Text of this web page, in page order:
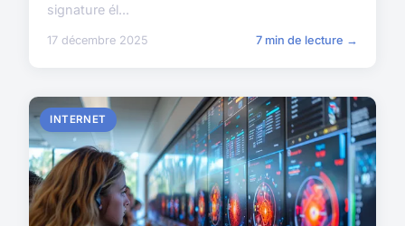
signature él...
17 décembre 2025 7 min de lecture →
INTERNET